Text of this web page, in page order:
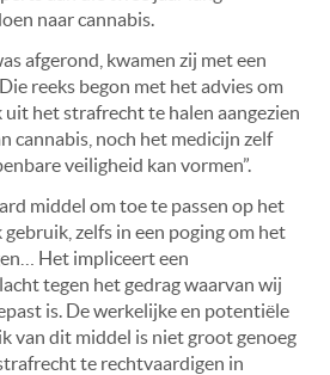
naar cannabis.
afgerond, kwamen zij met een
reeks begon met het advies om
het strafrecht te halen aangezien
cannabis, noch het medicijn zelf
veiligheid kan vormen”.
middel om toe te passen op het
zelfs in een poging om het
Het impliceert een
tegen het gedrag waarvan wij
is. De werkelijke en potentiële
van dit middel is niet groot genoeg
te rechtvaardigen in